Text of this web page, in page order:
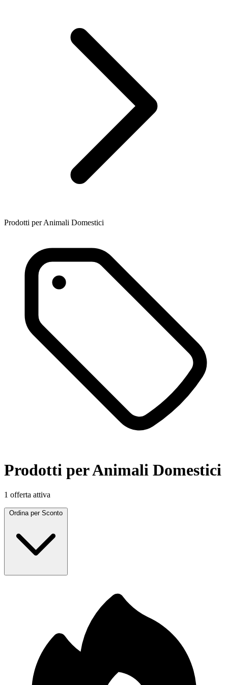
Prodotti per Animali Domestici
Prodotti per Animali Domestici
1 offerta attiva
Ordina per Sconto